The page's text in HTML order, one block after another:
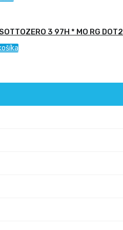
3 97H * MO RG